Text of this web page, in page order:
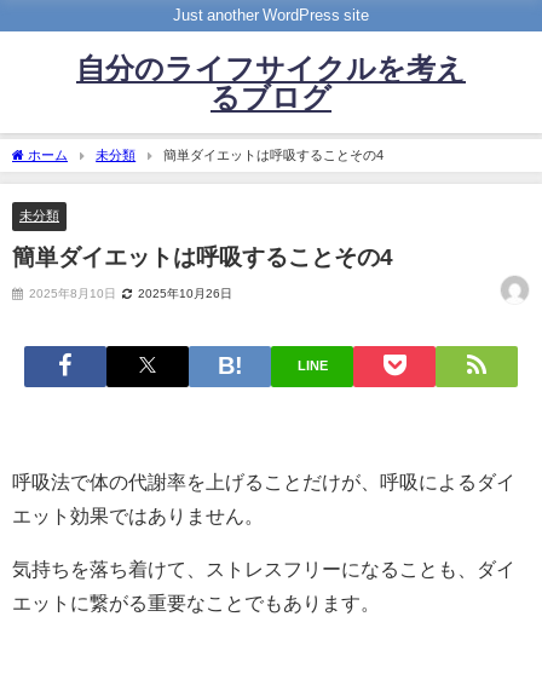
Just another WordPress site
自分のライフサイクルを考え
るブログ
ホーム 未分類 簡単ダイエットは呼吸することその4
未分類
簡単ダイエットは呼吸することその4
2025年8月10日 2025年10月26日
LINE
呼吸法で体の代謝率を上げることだけが、呼吸によるダイ
エット効果ではありません。
気持ちを落ち着けて、ストレスフリーになることも、ダイ
エットに繋がる重要なことでもあります。